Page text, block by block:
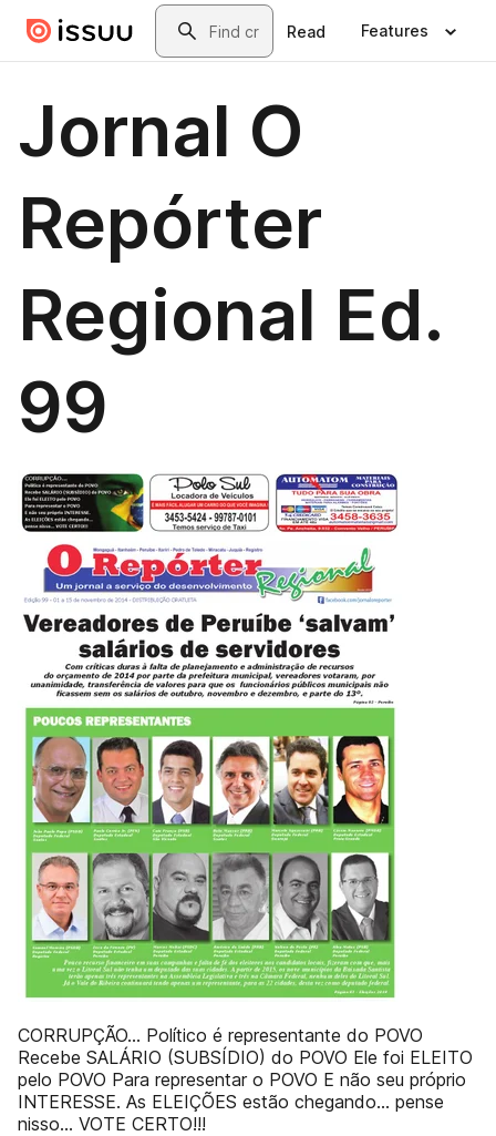
Skip to main contentSearch
Read Features
Jornal O
Repórter
Regional Ed.
99
CORRUPÇÃO... Político é representante do POVO
Recebe SALÁRIO (SUBSÍDIO) do POVO Ele foi ELEITO
pelo POVO Para representar o POVO E não seu próprio
INTERESSE. As ELEIÇÕES estão chegando... pense
nisso... VOTE CERTO!!!